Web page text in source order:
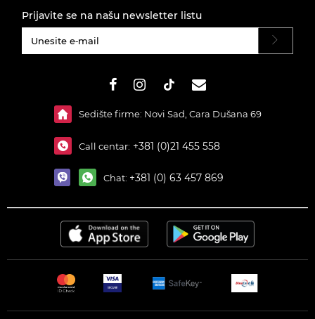
Prijavite se na našu newsletter listu
Sedište firme: Novi Sad, Cara Dušana 69
Call centar: +381 (0)21 455 558
Chat: +381 (0) 63 457 869